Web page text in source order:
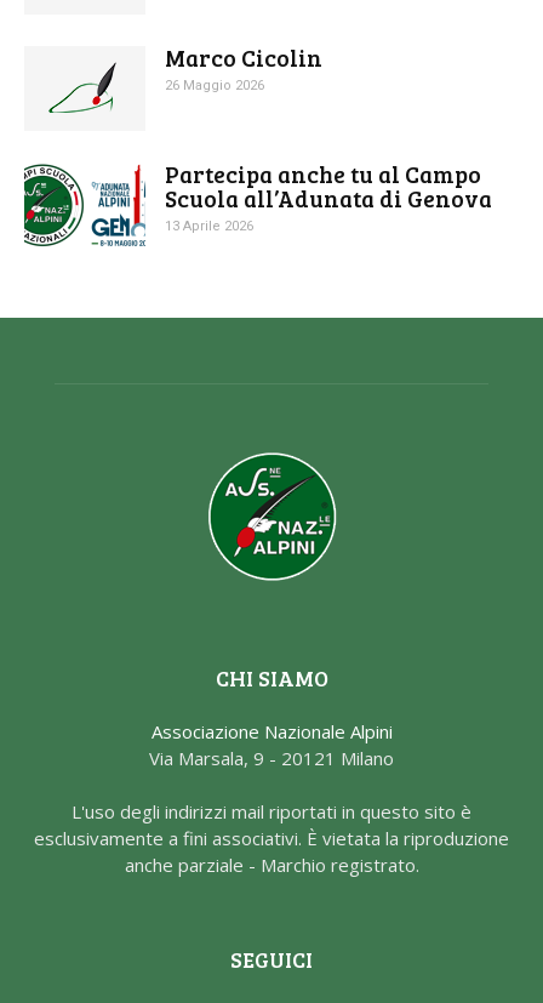
Marco Cicolin
26 Maggio 2026
Partecipa anche tu al Campo
Scuola all’Adunata di Genova
13 Aprile 2026
CHI SIAMO
Associazione Nazionale Alpini
Via Marsala, 9 - 20121 Milano
L'uso degli indirizzi mail riportati in questo sito è
esclusivamente a fini associativi. È vietata la riproduzione
anche parziale - Marchio registrato.
SEGUICI